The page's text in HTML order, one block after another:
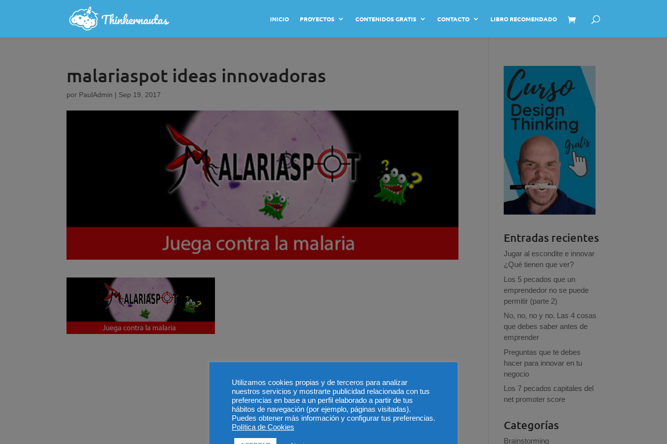
INICIO PROYECTOS CONTENIDOS GRATIS CONTACTO LIBRO RECOMENDADO
malariaspot ideas innovadoras
por PaulAdmin | Sep 19, 2017
Entradas recientes
Jugar al escondite e innovar
¿Qué tienen que ver?
Los 5 pecados que un
emprendedor no se puede
permitir (parte 2)
No, no, no y no. Las 4 cosas
que debes saber antes de
emprender
Preguntas que te debes
hacer para innovar en tu
negocio
Los 7 pecados capitales del
net promoter score
Categorías
Brainstorming
Utilizamos cookies propias y de terceros para analizar
nuestros servicios y mostrarte publicidad relacionada con tus
preferencias en base a un perfil elaborado a partir de tus
hábitos de navegación (por ejemplo, páginas visitadas).
Puedes obtener más información y configurar tus preferencias.
Política de Cookies